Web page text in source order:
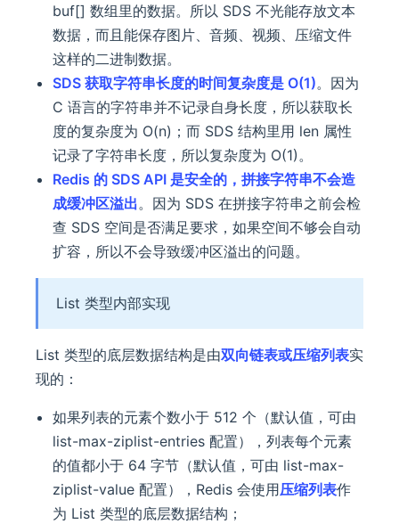
buf[] 数组里的数据。所以 SDS 不光能存放文本
数据，而且能保存图片、音频、视频、压缩文件
这样的二进制数据。
SDS 获取字符串长度的时间复杂度是 O(1)。因为
C 语言的字符串并不记录自身长度，所以获取长
度的复杂度为 O(n)；而 SDS 结构里用 len 属性
记录了字符串长度，所以复杂度为 O(1)。
Redis 的 SDS API 是安全的，拼接字符串不会造
成缓冲区溢出。因为 SDS 在拼接字符串之前会检
查 SDS 空间是否满足要求，如果空间不够会自动
扩容，所以不会导致缓冲区溢出的问题。
List 类型内部实现
List 类型的底层数据结构是由双向链表或压缩列表实
现的：
如果列表的元素个数小于 512 个（默认值，可由
list-max-ziplist-entries 配置），列表每个元素
的值都小于 64 字节（默认值，可由 list-max-
ziplist-value 配置），Redis 会使用压缩列表作
为 List 类型的底层数据结构；